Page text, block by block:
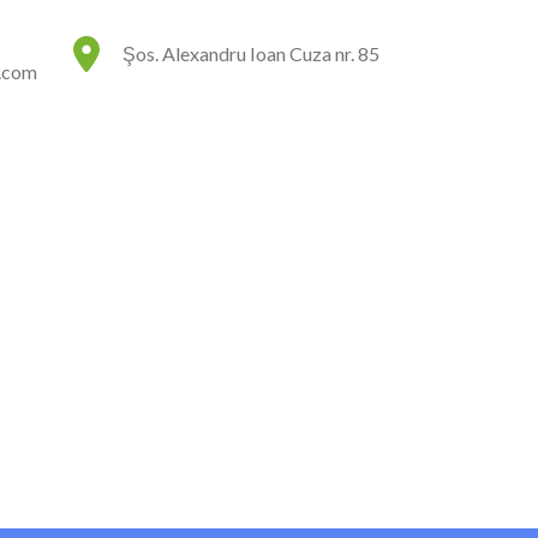
Domnesti
Şos. Alexandru Ioan Cuza nr. 85